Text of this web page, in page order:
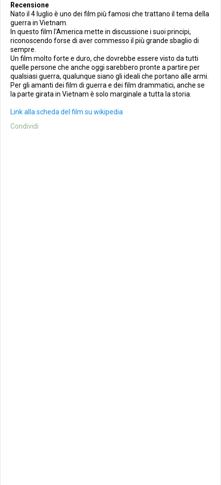
Recensione
Nato il 4 luglio è uno dei film più famosi che trattano il tema della
guerra in Vietnam.
In questo film l'America mette in discussione i suoi principi,
riconoscendo forse di aver commesso il più grande sbaglio di
sempre.
Un film molto forte e duro, che dovrebbe essere visto da tutti
quelle persone che anche oggi sarebbero pronte a partire per
qualsiasi guerra, qualunque siano gli ideali che portano alle armi.
Per gli amanti dei film di guerra e dei film drammatici, anche se
la parte girata in Vietnam è solo marginale a tutta la storia.
Link alla scheda del film su wikipedia
Condividi